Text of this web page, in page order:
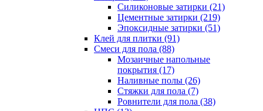
Силиконовые затирки (21)
Цементные затирки (219)
Эпоксидные затирки (51)
Клей для плитки (91)
Смеси для пола (88)
Мозаичные напольные
покрытия (17)
Наливные полы (26)
Стяжки для пола (7)
Ровнители для пола (38)